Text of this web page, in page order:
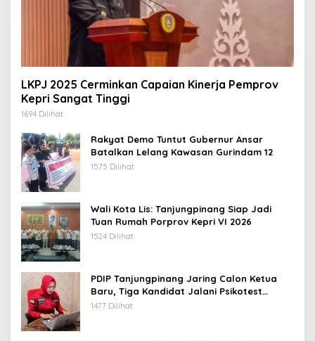
LKPJ 2025 Cerminkan Capaian Kinerja Pemprov
Kepri Sangat Tinggi
1694 Dilihat
Rakyat Demo Tuntut Gubernur Ansar
Batalkan Lelang Kawasan Gurindam 12
1575 Dilihat
Wali Kota Lis: Tanjungpinang Siap Jadi
Tuan Rumah Porprov Kepri VI 2026
1524 Dilihat
PDIP Tanjungpinang Jaring Calon Ketua
Baru, Tiga Kandidat Jalani Psikotest
Daring
1477 Dilihat